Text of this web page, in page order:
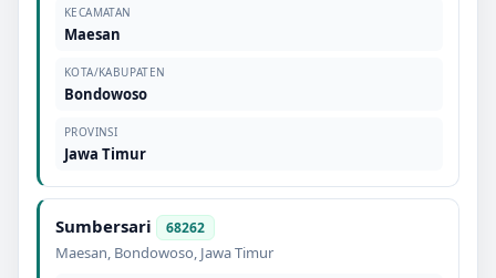
KECAMATAN
Maesan
KOTA/KABUPATEN
Bondowoso
PROVINSI
Jawa Timur
Sumbersari 68262
Maesan, Bondowoso, Jawa Timur